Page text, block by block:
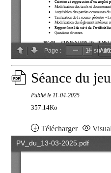
Séance du
Publié le 11-04-2025
357.14Ko
Télécharger